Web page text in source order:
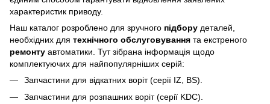
характеристик приводу.
Наш каталог розроблено для зручного підбору деталей,
необхідних для технічного обслуговування та екстреного
ремонту автоматики. Тут зібрана інформація щодо
комплектуючих для найпопулярніших серій:
Запчастини для відкатних воріт (серії IZ, BS).
Запчастини для розпашних воріт (серії KDC).